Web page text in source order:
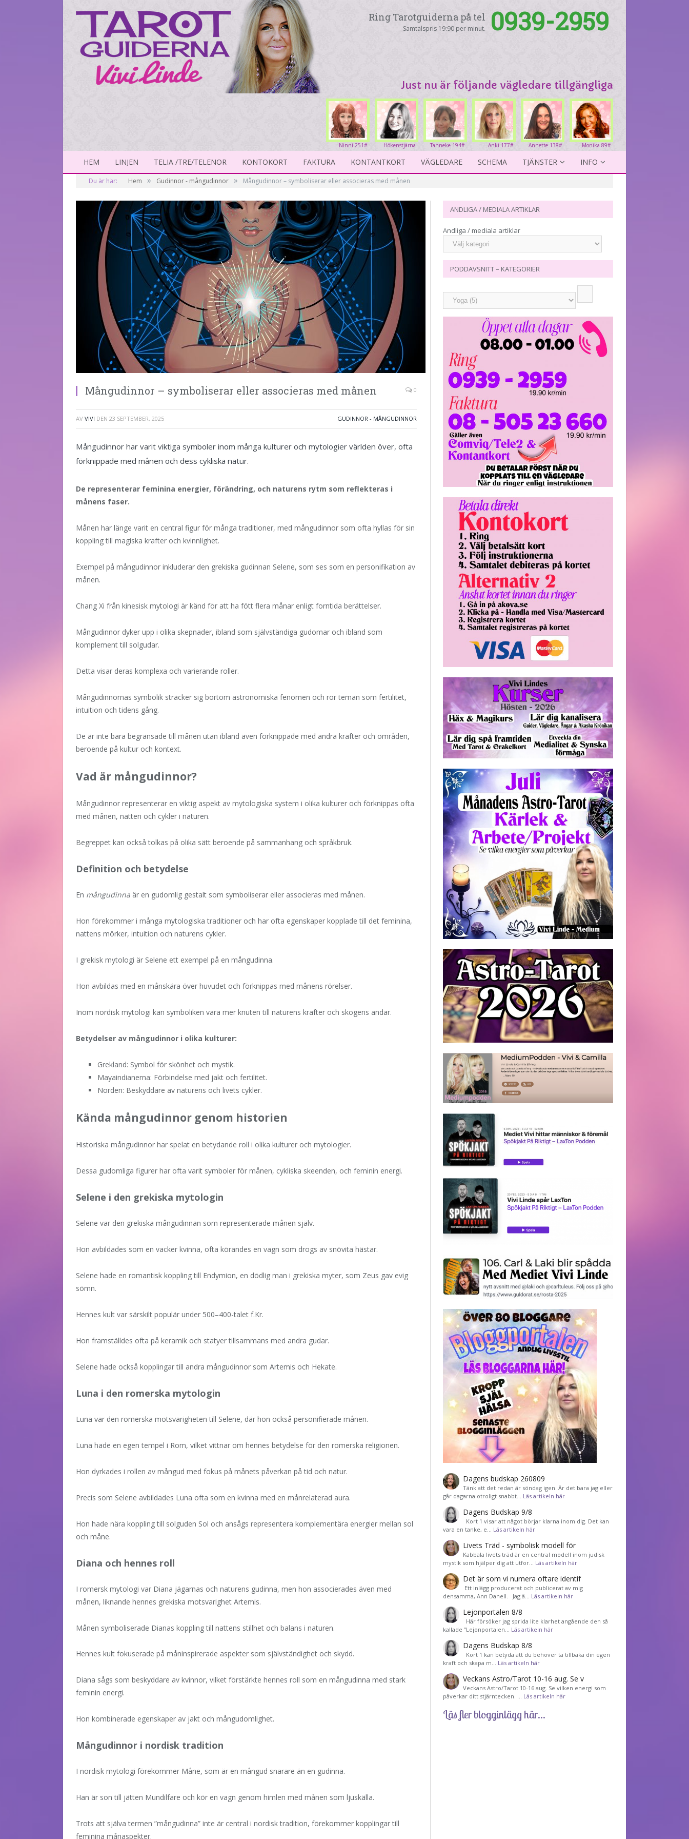
Ring Tarotguiderna på tel
Samtalspris 19:90 per minut. 0939-2959
Just nu är följande vägledare tillgängliga
Monika 89#
Annette 138#
Anki 177#
Tanneke 194#
Hökenstjärna
231#
Ninni 251#
HEM LINJEN TELIA /TRE/TELENOR KONTOKORT FAKTURA KONTANTKORT VÄGLEDARE SCHEMA TJÄNSTER INFO
Du är här: Hem » Gudinnor - mångudinnor » Mångudinnor – symboliserar eller associeras med månen
Mångudinnor – symboliserar eller associeras med månen 0
AV VIVI DEN 23 SEPTEMBER, 2025 GUDINNOR - MÅNGUDINNOR
Mångudinnor har varit viktiga symboler inom många kulturer och mytologier världen över, ofta
förknippade med månen och dess cykliska natur.
De representerar feminina energier, förändring, och naturens rytm som reflekteras i
månens faser.
Månen har länge varit en central figur för många traditioner, med mångudinnor som ofta hyllas för sin
koppling till magiska krafter och kvinnlighet.
Exempel på mångudinnor inkluderar den grekiska gudinnan Selene, som ses som en personifikation av
månen.
Chang Xi från kinesisk mytologi är känd för att ha fött flera månar enligt forntida berättelser.
Mångudinnor dyker upp i olika skepnader, ibland som självständiga gudomar och ibland som
komplement till solgudar.
Detta visar deras komplexa och varierande roller.
Mångudinnornas symbolik sträcker sig bortom astronomiska fenomen och rör teman som fertilitet,
intuition och tidens gång.
De är inte bara begränsade till månen utan ibland även förknippade med andra krafter och områden,
beroende på kultur och kontext.
Vad är mångudinnor?
Mångudinnor representerar en viktig aspekt av mytologiska system i olika kulturer och förknippas ofta
med månen, natten och cykler i naturen.
Begreppet kan också tolkas på olika sätt beroende på sammanhang och språkbruk.
Definition och betydelse
En mångudinna är en gudomlig gestalt som symboliserar eller associeras med månen.
Hon förekommer i många mytologiska traditioner och har ofta egenskaper kopplade till det feminina,
nattens mörker, intuition och naturens cykler.
I grekisk mytologi är Selene ett exempel på en mångudinna.
Hon avbildas med en månskära över huvudet och förknippas med månens rörelser.
Inom nordisk mytologi kan symboliken vara mer knuten till naturens krafter och skogens andar.
Betydelser av mångudinnor i olika kulturer:
Grekland: Symbol för skönhet och mystik.
Mayaindianerna: Förbindelse med jakt och fertilitet.
Norden: Beskyddare av naturens och livets cykler.
Kända mångudinnor genom historien
Historiska mångudinnor har spelat en betydande roll i olika kulturer och mytologier.
Dessa gudomliga figurer har ofta varit symboler för månen, cykliska skeenden, och feminin energi.
Selene i den grekiska mytologin
Selene var den grekiska mångudinnan som representerade månen själv.
Hon avbildades som en vacker kvinna, ofta körandes en vagn som drogs av snövita hästar.
Selene hade en romantisk koppling till Endymion, en dödlig man i grekiska myter, som Zeus gav evig
sömn.
Hennes kult var särskilt populär under 500–400-talet f.Kr.
Hon framställdes ofta på keramik och statyer tillsammans med andra gudar.
Selene hade också kopplingar till andra mångudinnor som Artemis och Hekate.
Luna i den romerska mytologin
Luna var den romerska motsvarigheten till Selene, där hon också personifierade månen.
Luna hade en egen tempel i Rom, vilket vittnar om hennes betydelse för den romerska religionen.
Hon dyrkades i rollen av mångud med fokus på månets påverkan på tid och natur.
Precis som Selene avbildades Luna ofta som en kvinna med en månrelaterad aura.
Hon hade nära koppling till solguden Sol och ansågs representera komplementära energier mellan sol
och måne.
Diana och hennes roll
I romersk mytologi var Diana jägarnas och naturens gudinna, men hon associerades även med
månen, liknande hennes grekiska motsvarighet Artemis.
Månen symboliserade Dianas koppling till nattens stillhet och balans i naturen.
Hennes kult fokuserade på måninspirerade aspekter som självständighet och skydd.
Diana sågs som beskyddare av kvinnor, vilket förstärkte hennes roll som en mångudinna med stark
feminin energi.
Hon kombinerade egenskaper av jakt och mångudomlighet.
Mångudinnor i nordisk tradition
I nordisk mytologi förekommer Måne, som är en mångud snarare än en gudinna.
Han är son till jätten Mundilfare och kör en vagn genom himlen med månen som ljuskälla.
Trots att själva termen ”mångudinna” inte är central i nordisk tradition, förekommer kopplingar till
feminina månaspekter.
ANDLIGA / MEDIALA ARTIKLAR
Andliga / mediala artiklar
PODDAVSNITT – KATEGORIER
Dagens budskap 260809
Tänk att det redan är söndag igen. Är det bara jag eller
går dagarna otroligt snabbt… Läs artikeln här
Dagens Budskap 9/8
Kort 1 visar att något börjar klarna inom dig. Det kan
vara en tanke, e… Läs artikeln här
Livets Träd - symbolisk modell för
Kabbala livets träd är en central modell inom judisk
mystik som hjälper dig att utfor… Läs artikeln här
Det är som vi numera oftare identif
͏ Ett inlägg producerat och publicerat av mig
densamma, Ann Danell. Jag ä… Läs artikeln här
Lejonportalen 8/8
Här försöker jag sprida lite klarhet angående den så
kallade ”Lejonportalen… Läs artikeln här
Dagens Budskap 8/8
Kort 1 kan betyda att du behöver ta tillbaka din egen
kraft och skapa m… Läs artikeln här
Veckans Astro/Tarot 10-16 aug. Se v
Veckans Astro/Tarot 10-16 aug. Se vilken energi som
påverkar ditt stjärntecken. … Läs artikeln här
Läs fler blogginlägg här...